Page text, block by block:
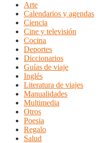
Arte
Calendarios y agendas
Ciencia
Cine y televisión
Cocina
Deportes
Diccionarios
Guías de viaje
Inglés
Literatura de viajes
Manualidades
Multimedia
Otros
Poesia
Regalo
Salud